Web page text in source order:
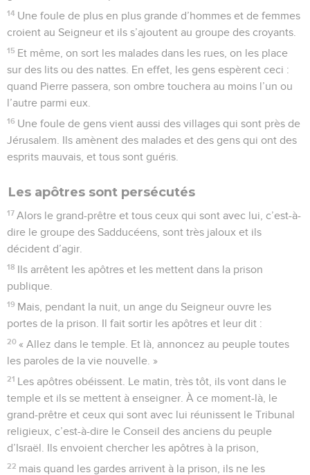
14 Une foule de plus en plus grande d’hommes et de femmes
croient au Seigneur et ils s’ajoutent au groupe des croyants.
15 Et même, on sort les malades dans les rues, on les place
sur des lits ou des nattes. En effet, les gens espèrent ceci :
quand Pierre passera, son ombre touchera au moins l’un ou
l’autre parmi eux.
16 Une foule de gens vient aussi des villages qui sont près de
Jérusalem. Ils amènent des malades et des gens qui ont des
esprits mauvais, et tous sont guéris.
Les apôtres sont persécutés
17 Alors le grand-prêtre et tous ceux qui sont avec lui, c’est-à-
dire le groupe des Sadducéens, sont très jaloux et ils
décident d’agir.
18 Ils arrêtent les apôtres et les mettent dans la prison
publique.
19 Mais, pendant la nuit, un ange du Seigneur ouvre les
portes de la prison. Il fait sortir les apôtres et leur dit :
20 « Allez dans le temple. Et là, annoncez au peuple toutes
les paroles de la vie nouvelle. »
21 Les apôtres obéissent. Le matin, très tôt, ils vont dans le
temple et ils se mettent à enseigner. À ce moment-là, le
grand-prêtre et ceux qui sont avec lui réunissent le Tribunal
religieux, c’est-à-dire le Conseil des anciens du peuple
d’Israël. Ils envoient chercher les apôtres à la prison,
22 mais quand les gardes arrivent à la prison, ils ne les